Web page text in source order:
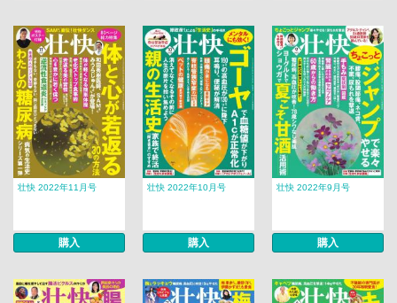
壮快 2022年11月号
購入
壮快 2022年10月号
購入
壮快 2022年9月号
購入